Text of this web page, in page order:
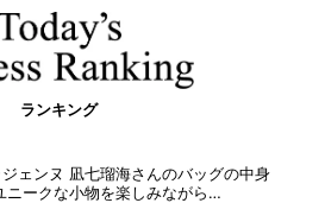
ランキング
ェンヌ 凪七瑠海さんのバッグの中身
ニークな小物を楽しみながら…